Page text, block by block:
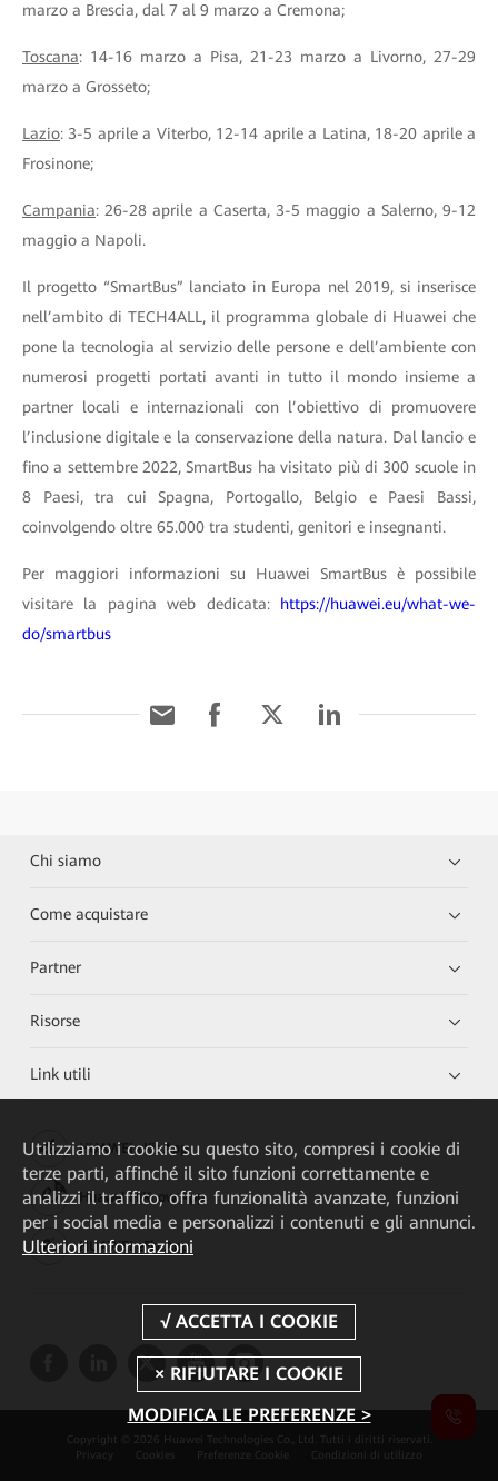
marzo a Brescia, dal 7 al 9 marzo a Cremona;
Toscana: 14-16 marzo a Pisa, 21-23 marzo a Livorno, 27-29
marzo a Grosseto;
Lazio: 3-5 aprile a Viterbo, 12-14 aprile a Latina, 18-20 aprile a
Frosinone;
Campania: 26-28 aprile a Caserta, 3-5 maggio a Salerno, 9-12
maggio a Napoli.
Il progetto “SmartBus” lanciato in Europa nel 2019, si inserisce
nell’ambito di TECH4ALL, il programma globale di Huawei che
pone la tecnologia al servizio delle persone e dell’ambiente con
numerosi progetti portati avanti in tutto il mondo insieme a
partner locali e internazionali con l’obiettivo di promuovere
l’inclusione digitale e la conservazione della natura. Dal lancio e
fino a settembre 2022, SmartBus ha visitato più di 300 scuole in
8 Paesi, tra cui Spagna, Portogallo, Belgio e Paesi Bassi,
coinvolgendo oltre 65.000 tra studenti, genitori e insegnanti.
Per maggiori informazioni su Huawei SmartBus è possibile
visitare la pagina web dedicata: https://huawei.eu/what-we-
do/smartbus
Chi siamo
Come acquistare
Partner
Risorse
Link utili
HUAWEI eKit App
Huawei HiKnow App
HUAWEI eFly App
Copyright © 2026 Huawei Technologies Co., Ltd. Tutti i diritti riservati.
Privacy
Cookies Preferenze Cookie Condizioni di utilizzo
Utilizziamo i cookie su questo sito, compresi i cookie di
terze parti, affinché il sito funzioni correttamente e
analizzi il traffico, offra funzionalità avanzate, funzioni
per i social media e personalizzi i contenuti e gli annunci.
Ulteriori informazioni
MODIFICA LE PREFERENZE >